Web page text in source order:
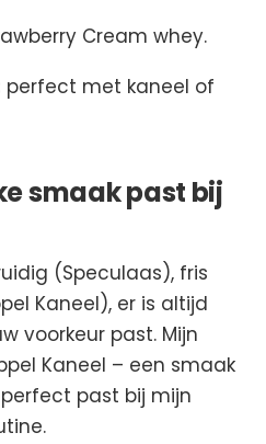
Cream whey.
perfect met kaneel of
smaak past bij
(Speculaas), fris
Kaneel), er is altijd
voorkeur past. Mijn
Kaneel – een smaak
past bij mijn